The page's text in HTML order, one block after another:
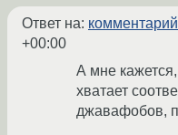
Ответ на: комментарий
+00:00
А мне
хватает
джавафобов,